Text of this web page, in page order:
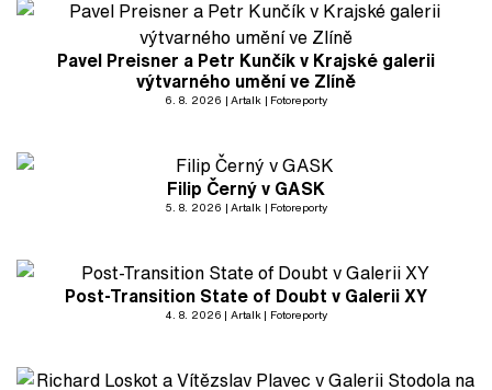
Pavel Preisner a Petr Kunčík v Krajské galerii
výtvarného umění ve Zlíně
6. 8. 2026 Artalk Fotoreporty
Filip Černý v GASK
5. 8. 2026 Artalk Fotoreporty
Post-Transition State of Doubt v Galerii XY
4. 8. 2026 Artalk Fotoreporty